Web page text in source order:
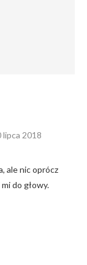
lipca 2018
ale nic oprócz
do głowy.